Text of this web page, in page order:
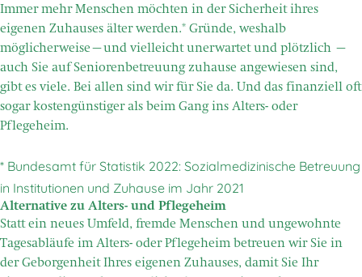
Immer mehr Menschen möchten in der Sicherheit ihres
eigenen Zuhauses älter werden.* Gründe, weshalb
möglicherweise–und vielleicht unerwartet und plötzlich –
auch Sie auf Seniorenbetreuung zuhause angewiesen sind,
gibt es viele. Bei allen sind wir für Sie da. Und das finanziell oft
sogar kostengünstiger als beim Gang ins Alters- oder
Pflegeheim.
* Bundesamt für Statistik 2022: Sozialmedizinische Betreuung
in Institutionen und Zuhause im Jahr 2021
Alternative zu Alters- und Pflegeheim
Statt ein neues Umfeld, fremde Menschen und ungewohnte
Tagesabläufe im Alters- oder Pflegeheim betreuen wir Sie in
der Geborgenheit Ihres eigenen Zuhauses, damit Sie Ihr